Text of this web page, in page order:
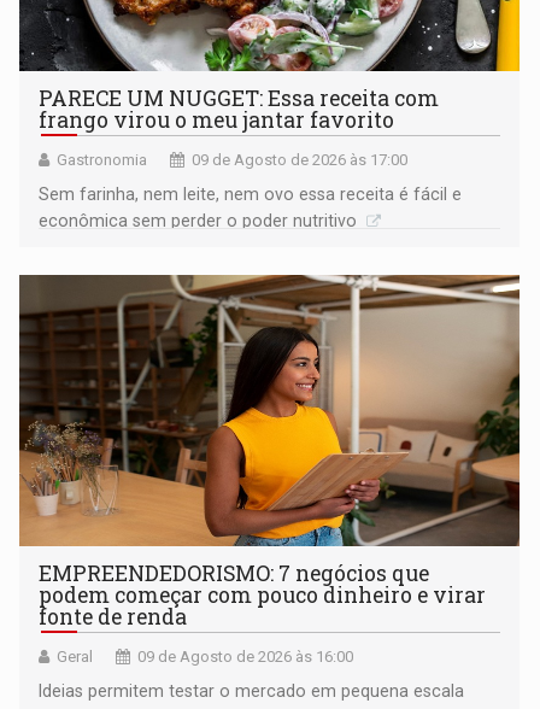
PARECE UM NUGGET: Essa receita com
frango virou o meu jantar favorito
Gastronomia 09 de Agosto de 2026 às 17:00
Sem farinha, nem leite, nem ovo essa receita é fácil e
econômica sem perder o poder nutritivo
EMPREENDEDORISMO: 7 negócios que
podem começar com pouco dinheiro e virar
fonte de renda
Geral 09 de Agosto de 2026 às 16:00
Ideias permitem testar o mercado em pequena escala